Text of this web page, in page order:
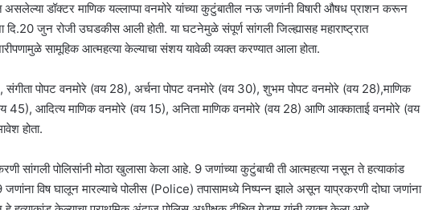
असलेल्या डॉक्टर माणिक यल्लाप्पा वनमोरे यांच्या कुटुंबातील नऊ जणांनी विषारी औषध प्राशन करून
जुन रोजी उघडकीस आली होती. या घटनेमुळे संपूर्ण सांगली जिल्ह्यासह महाराष्ट्रात
सामूहिक आत्महत्या केल्याचा संशय यावेळी व्यक्त करण्यात आला होता.
संगीता पोपट वनमोरे (वय 28), अर्चना पोपट वनमोरे (वय 30), शुभम पोपट वनमोरे (वय 28),माणिक
45), आदित्य माणिक वनमोरे (वय 15), अनिता माणिक वनमोरे (वय 28) आणि आक्काताई वनमोरे (वय
होता.
सांगली पोलिसांनी मोठा खुलासा केला आहे. 9 जणांच्या कुटुंबाची ती आत्महत्या नसून ते हत्याकांड
विष घालून मारल्याचे पोलीस (Police) तपासामध्ये निष्पन्न झाले असून याप्रकरणी दोघा जणांना